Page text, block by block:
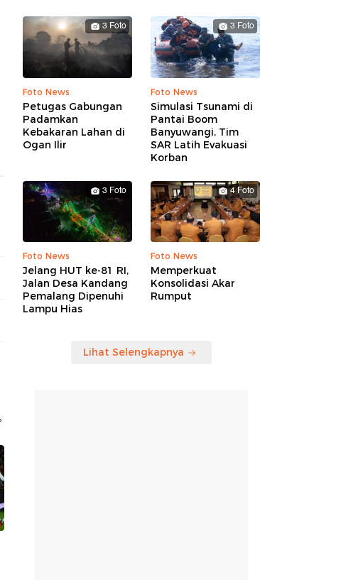
3 Foto
Foto News
Petugas Gabungan
Padamkan
Kebakaran Lahan di
Ogan Ilir
3 Foto
Foto News
Simulasi Tsunami di
Pantai Boom
Banyuwangi, Tim
SAR Latih Evakuasi
Korban
3 Foto
Foto News
Jelang HUT ke-81 RI,
Jalan Desa Kandang
Pemalang Dipenuhi
Lampu Hias
4 Foto
Foto News
Memperkuat
Konsolidasi Akar
Rumput
Lihat Selengkapnya